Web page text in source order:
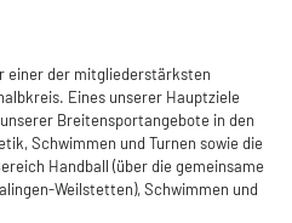
einer der mitgliederstärksten
Eines unserer Hauptziele
Breitensportangebote in den
Schwimmen und Turnen sowie die
Handball (über die gemeinsame
Weilstetten), Schwimmen und